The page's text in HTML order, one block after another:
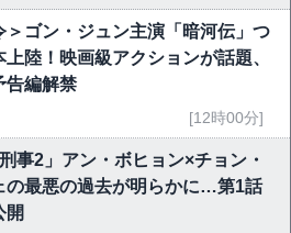
＞ゴン・ジュン主演「暗河伝」つ
上陸！映画級アクションが話題、
告編解禁
[12時00分]
刑事2」アン・ボヒョン×チョン・
の最悪の過去が明らかに…第1話
開